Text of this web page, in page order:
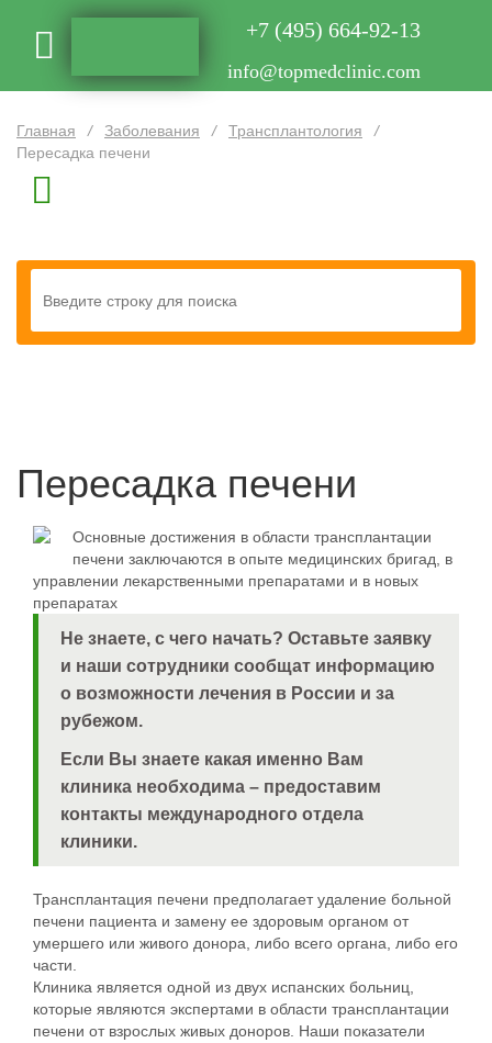
+7 (495) 664-92-13
info@topmedclinic.com
Главная / Заболевания / Трансплантология
/
Пересадка печени
Пересадка печени
Основные достижения в области трансплантации
печени заключаются в опыте медицинских бригад, в
управлении лекарственными препаратами и в новых
препаратах
Не знаете, с чего начать? Оставьте заявку
и наши сотрудники сообщат информацию
о возможности лечения в России и за
рубежом.
Если Вы знаете какая именно Вам
клиника необходима – предоставим
контакты международного отдела
клиники.
Трансплантация печени предполагает удаление больной
печени пациента и замену ее здоровым органом от
умершего или живого донора, либо всего органа, либо его
части.
Клиника является одной из двух испанских больниц,
которые являются экспертами в области трансплантации
печени от взрослых живых доноров. Наши показатели